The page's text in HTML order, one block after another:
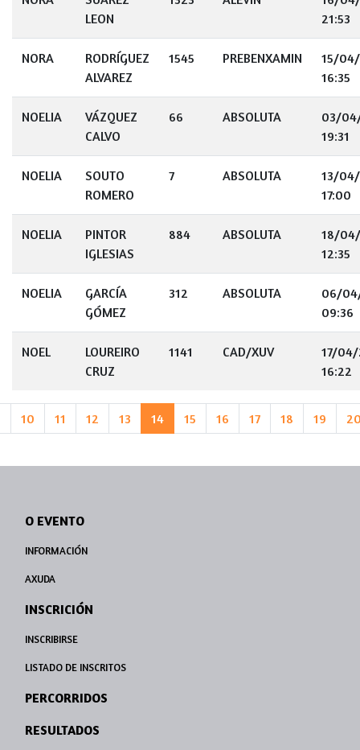
LEON
21:53
NORA
RODRÍGUEZ
ALVAREZ
1545 PREBENXAMIN
15/
16:35
NOELIA
VÁZQUEZ
CALVO
66 ABSOLUTA
03/
19:31
NOELIA
SOUTO
ROMERO
7 ABSOLUTA
13/
17:00
NOELIA
PINTOR
IGLESIAS
884 ABSOLUTA
18/
12:35
NOELIA
GARCÍA
GÓMEZ
312 ABSOLUTA
06/
09:36
NOEL
LOUREIRO
CRUZ
1141 CAD/XUV
17/
16:22
10 11 12 13 14 15 16 17 18 19
O EVENTO
INFORMACIÓN
AXUDA
INSCRICIÓN
INSCRIBIRSE
LISTADO DE INSCRITOS
PERCORRIDOS
RESULTADOS